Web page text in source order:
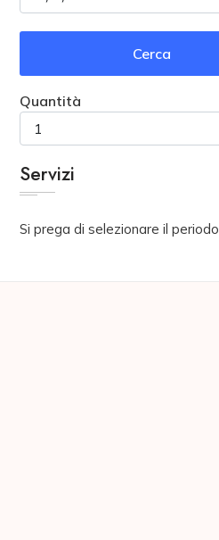
Cerca
Quantità
Servizi
Si prega di selezionare il periodo